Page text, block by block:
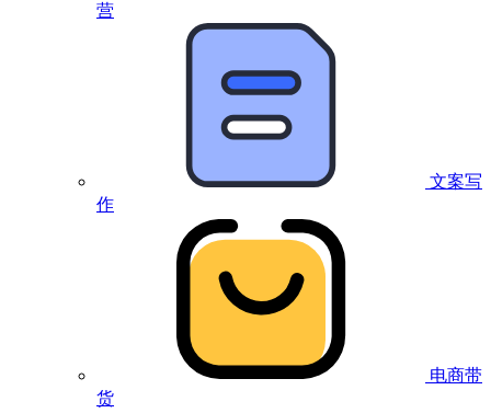
营
文案写
作
电商带
货